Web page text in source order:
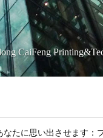
CaiFeng
たに思い出させます：